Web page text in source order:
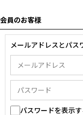
会員のお客様
メールアドレスとパス
パスワードを表示す